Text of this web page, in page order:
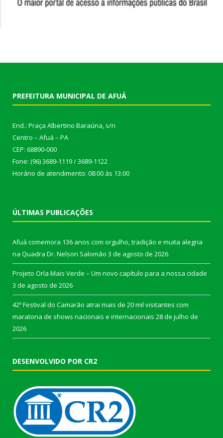
PREFEITURA MUNICIPAL DE AFUÁ
End.: Praça Albertino Baraúna, s/n
Centro – Afuá – PA
CEP: 68890-000
Fone: (96) 3689-1119 / 3689-1122
Horário de atendimento: 08:00 às 13:00
ÚLTIMAS PUBLICAÇÕES
Afuá comemora 136 anos com orgulho, tradição e muita alegria
na Quadra Dr. Nelson Salomão 3 de agosto de 2026
Projeto Orla Mais Verde – Um novo capítulo para a nossa cidade
3 de agosto de 2026
42º Festival do Camarão atrai mais de 20 mil visitantes com
maratona de shows nacionais e internacionais 28 de julho de
2026
DESENVOLVIDO POR CR2